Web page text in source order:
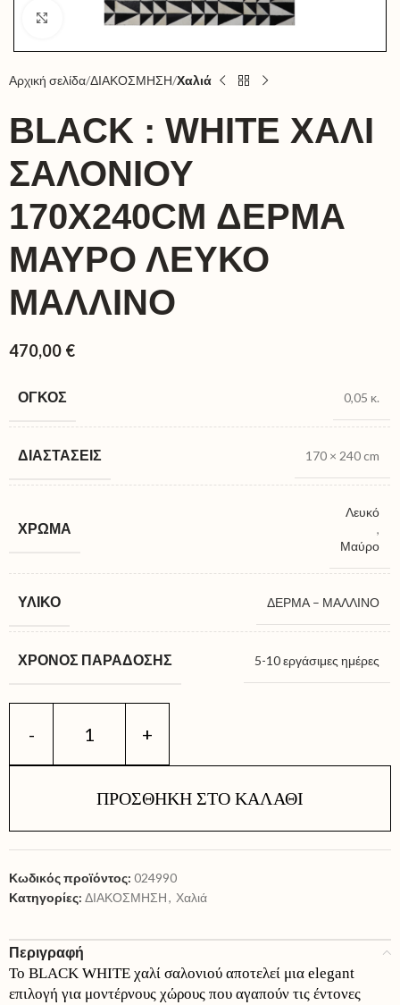
Click to enlarge
Αρχική σελίδα ΔΙΑΚΟΣΜΗΣΗ Χαλιά
BLACK : WHITE ΧΑΛΙ
ΣΑΛΟΝΙΟΥ
170X240CM ΔΕΡΜΑ
ΜΑΥΡΟ ΛΕΥΚΟ
ΜΑΛΛΙΝΟ
470,00 €
ΌΓΚΟΣ 0,05 κ.
ΔΙΑΣΤΆΣΕΙΣ 170 × 240 cm
ΧΡΏΜΑ
Λευκό
,
Μαύρο
ΥΛΙΚΌ ΔΕΡΜΑ – ΜΑΛΛΙΝΟ
ΧΡΌΝΟΣ ΠΑΡΆΔΟΣΗΣ 5-10 εργάσιμες ημέρες
ΠΡΟΣΘΉΚΗ ΣΤΟ ΚΑΛΆΘΙ
Κωδικός προϊόντος: 024990
Κατηγορίες: ΔΙΑΚΟΣΜΗΣΗ, Χαλιά
Περιγραφή
Το BLACK WHITE χαλί σαλονιού αποτελεί μια elegant
επιλογή για μοντέρνους χώρους που αγαπούν τις έντονες